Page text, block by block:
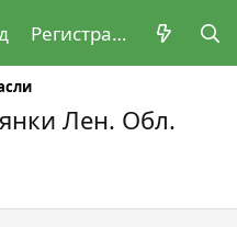
Регистрация
Лен. Обл.